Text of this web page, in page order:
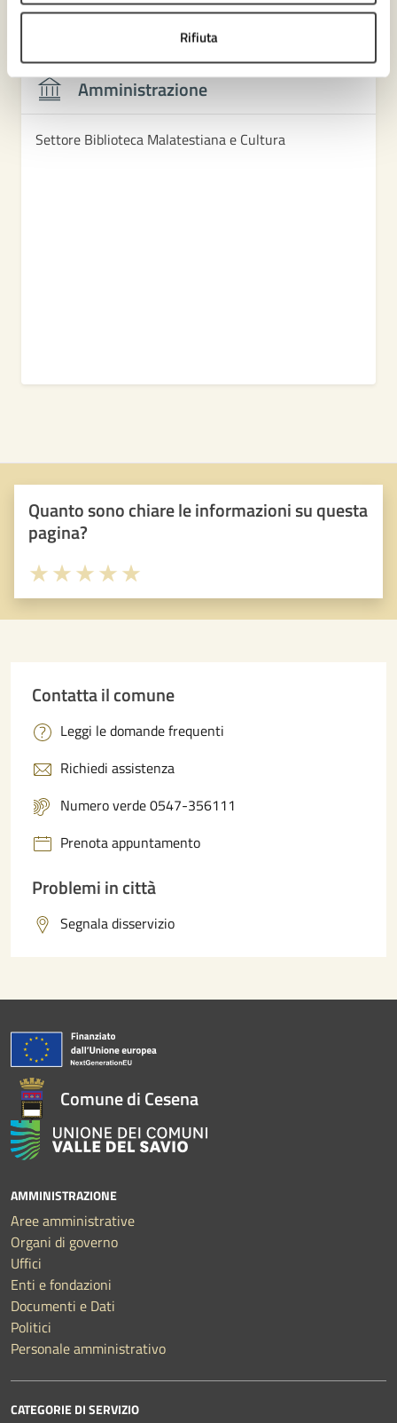
Rifiuta
Contenuti correlati
Amministrazione
Settore Biblioteca Malatestiana e Cultura
Quanto sono chiare le informazioni su questa
pagina?
Valuta 5 stelle su 5
Valuta 4 stelle su 5
Valuta 3 stelle su 5
Valuta 2 stelle su 5
Valuta 1 stelle su 5
Contatta il comune
Leggi le domande frequenti
Richiedi assistenza
Numero verde 0547-356111
Prenota appuntamento
Problemi in città
Segnala disservizio
Comune di Cesena
AMMINISTRAZIONE
Aree amministrative
Organi di governo
Uffici
Enti e fondazioni
Documenti e Dati
Politici
Personale amministrativo
CATEGORIE DI SERVIZIO